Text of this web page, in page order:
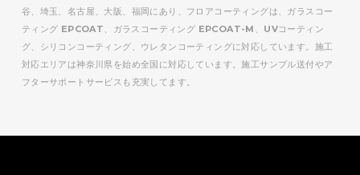
谷、埼玉、名古屋、大阪、福岡にあり、フロアコーティングは、ガラスコー
ティング EPCOAT、ガラスコーティング EPCOAT-M、UVコーティン
グ、シリコンコーティング、ウレタンコーティングに対応しています。施工
対応エリアは神奈川県を始め全国に対応しています。施工サンプル送付やア
フターサポートサービスも充実してます。